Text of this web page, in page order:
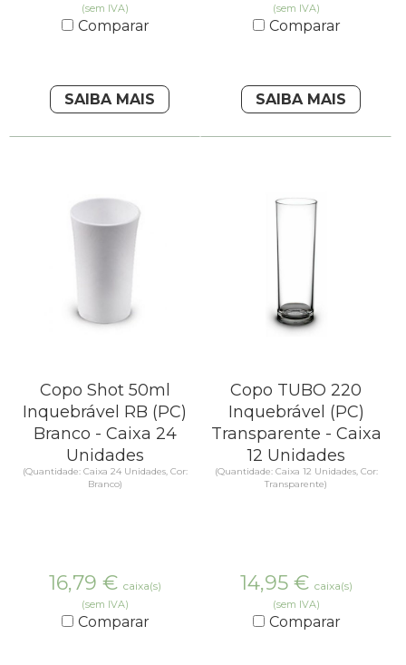
(sem IVA)
Comparar
SAIBA MAIS
(sem IVA)
Comparar
SAIBA MAIS
Copo Shot 50ml
Inquebrável RB (PC)
Branco - Caixa 24
Unidades
(Quantidade: Caixa 24 Unidades, Cor:
Branco)
16,79 € caixa(s)
(sem IVA)
Comparar
Copo TUBO 220
Inquebrável (PC)
Transparente - Caixa
12 Unidades
(Quantidade: Caixa 12 Unidades, Cor:
Transparente)
14,95 € caixa(s)
(sem IVA)
Comparar